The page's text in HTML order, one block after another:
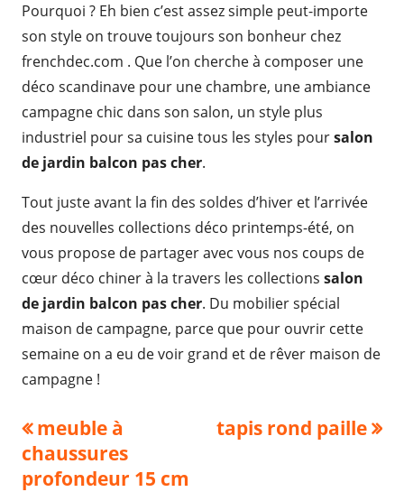
Pourquoi ? Eh bien c’est assez simple peut-importe
son style on trouve toujours son bonheur chez
frenchdec.com . Que l’on cherche à composer une
déco scandinave pour une chambre, une ambiance
campagne chic dans son salon, un style plus
industriel pour sa cuisine tous les styles poursalon
de jardin balcon pas cher.
Tout juste avant la fin des soldes d’hiver et l’arrivée
des nouvelles collections déco printemps-été, on
vous propose de partager avec vous nos coups de
cœur déco chiner à la travers les collections salon
de jardin balcon pas cher. Du mobilier spécial
maison de campagne, parce que pour ouvrir cette
semaine on a eu de voir grand et de rêver maison de
campagne !
Navigation
de
Previous
article:
meuble à
chaussures
profondeur 15 cm
Next
tapis rond paille